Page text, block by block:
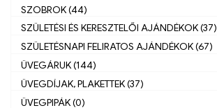
SZOBROK (44)
SZÜLETÉSI ÉS KERESZTELŐI AJÁNDÉKOK (37)
SZÜLETÉSNAPI FELIRATOS AJÁNDÉKOK (67)
ÜVEGÁRUK (144)
ÜVEGDÍJAK, PLAKETTEK (37)
ÜVEGPIPÁK (0)